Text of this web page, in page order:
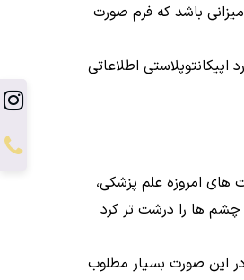
باشد که فرم صورت
اطلاعاتی
امروزه علم پزشکی،
ها را درشت تر کرد
در این صورت بسیار مطلوب